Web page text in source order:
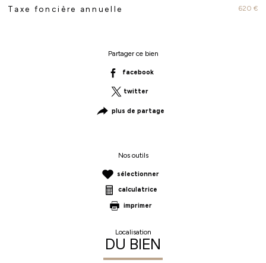
Taxe foncière annuelle 620 €
Partager ce bien
facebook
twitter
plus de partage
Nos outils
sélectionner
calculatrice
imprimer
Localisation
DU BIEN